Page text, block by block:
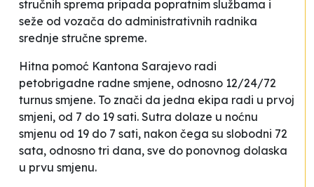
stručnih sprema pripada popratnim službama i
seže od vozača do administrativnih radnika
srednje stručne spreme.
Hitna pomoć Kantona Sarajevo radi
petobrigadne radne smjene, odnosno 12/24/72
turnus smjene. To znači da jedna ekipa radi u prvoj
smjeni, od 7 do 19 sati. Sutra dolaze u noćnu
smjenu od 19 do 7 sati, nakon čega su slobodni 72
sata, odnosno tri dana, sve do ponovnog dolaska
u prvu smjenu.